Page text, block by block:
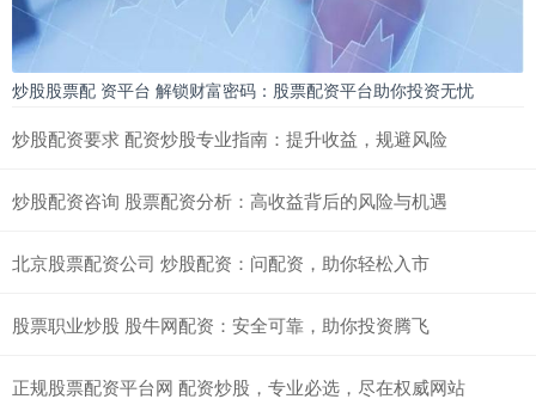
炒股股票配 资平台 解锁财富密码：股票配资平台助你投资无忧
炒股配资要求 配资炒股专业指南：提升收益，规避风险
炒股配资咨询 股票配资分析：高收益背后的风险与机遇
北京股票配资公司 炒股配资：问配资，助你轻松入市
股票职业炒股 股牛网配资：安全可靠，助你投资腾飞
正规股票配资平台网 配资炒股，专业必选，尽在权威网站